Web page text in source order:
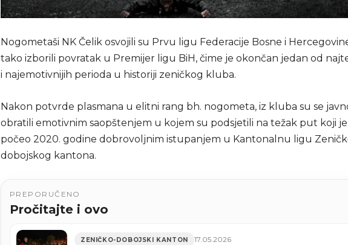
Nogometaši NK Čelik osvojili su Prvu ligu Federacije Bosne i
tako izborili povratak u Premijer ligu BiH, čime je okončan jedan od
i najemotivnijih perioda u historiji zeničkog kluba.
Nakon potvrde plasmana u elitni rang bh. nogometa, iz kluba su se
obratili emotivnim saopštenjem u kojem su podsjetili na težak put koji je
počeo 2020. godine dobrovoljnim istupanjem u Kantonalnu ligu
dobojskog kantona.
PREPORUČENO
Pročitajte i ovo
ZENIČKO-DOBOJSKI KANTON 17.05.2026